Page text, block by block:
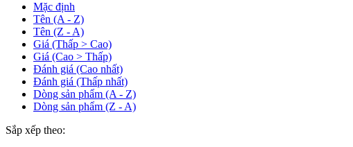
Mặc định
Tên (A - Z)
Tên (Z - A)
Giá (Thấp > Cao)
Giá (Cao > Thấp)
Đánh giá (Cao nhất)
Đánh giá (Thấp nhất)
Dòng sản phẩm (A - Z)
Dòng sản phẩm (Z - A)
Sắp xếp theo: